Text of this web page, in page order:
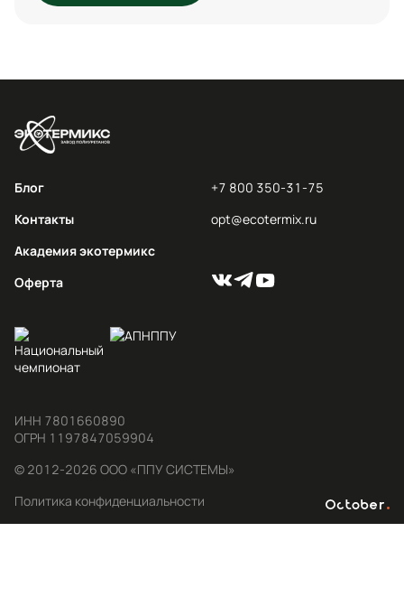
Блог
Контакты
Академия экотермикс
Оферта
+7 800 350-31-75
opt@ecotermix.ru
ИНН 7801660890
ОГРН 1197847059904
© 2012-2026 ООО «ППУ СИСТЕМЫ»
Политика конфиденциальности